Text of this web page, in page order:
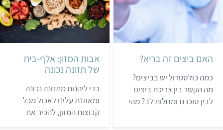
האם ביצים זה בריא?
כמה כולסטרול יש בביצים?
מה הקשר בין צריכת ביצים
לבין סוכרת ומחלות לב? מהי
אבות המזון: אלף-בית
של תזונה נכונה
כדי ליהנות מתזונה נכונה
ומאוזנת עלינו לאכול מכל
קבוצות המזון, להכיר את